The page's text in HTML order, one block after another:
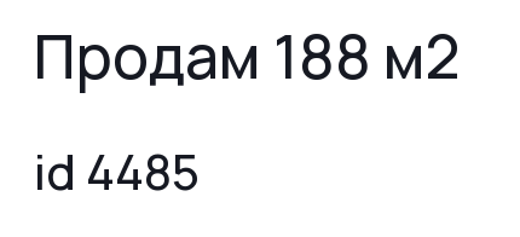
Продам 188 м2
id 4485